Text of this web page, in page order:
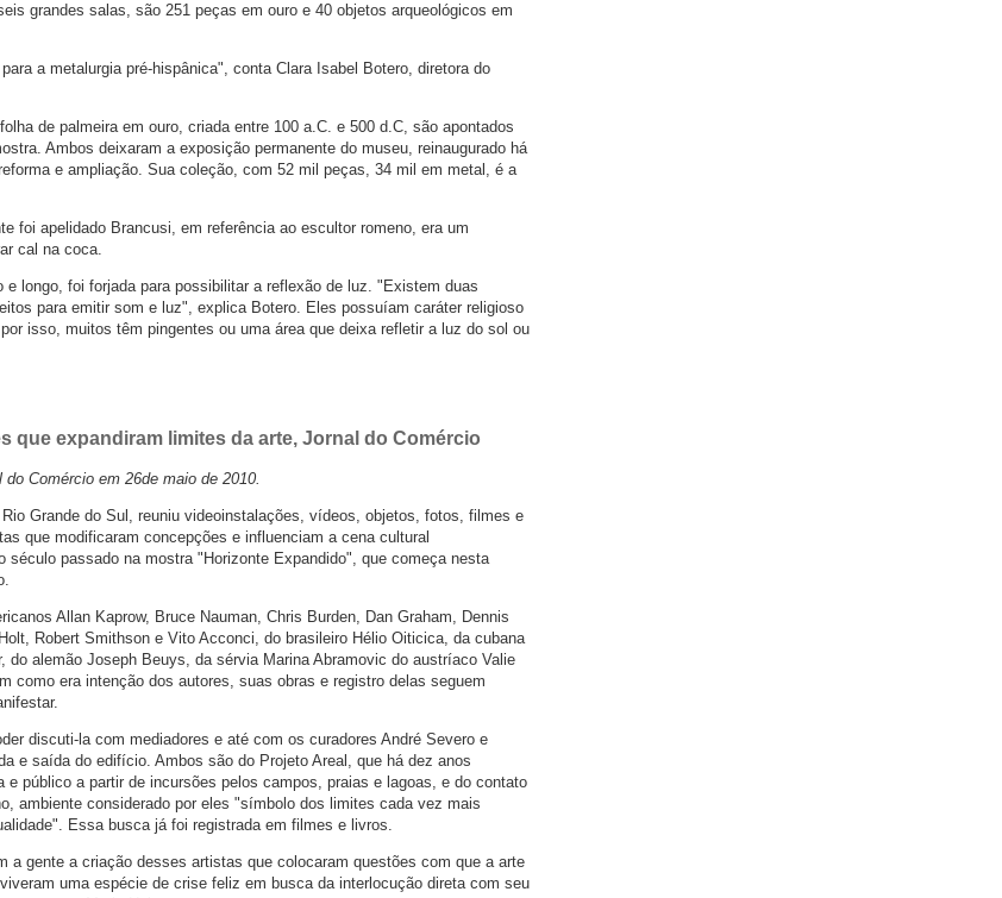
grandes salas, são 251 peças em ouro e 40 objetos arqueológicos em
a metalurgia pré-hispânica", conta Clara Isabel Botero, diretora do
de palmeira em ouro, criada entre 100 a.C. e 500 d.C, são apontados
Ambos deixaram a exposição permanente do museu, reinaugurado há
e ampliação. Sua coleção, com 52 mil peças, 34 mil em metal, é a
foi apelidado Brancusi, em referência ao escultor romeno, era um
cal na coca.
longo, foi forjada para possibilitar a reflexão de luz. "Existem duas
para emitir som e luz", explica Botero. Eles possuíam caráter religioso
isso, muitos têm pingentes ou uma área que deixa refletir a luz do sol ou
que expandiram limites da arte, Jornal do Comércio
do Comércio em 26de maio de 2010.
Grande do Sul, reuniu videoinstalações, vídeos, objetos, fotos, filmes e
que modificaram concepções e influenciam a cena cultural
século passado na mostra "Horizonte Expandido", que começa nesta
Allan Kaprow, Bruce Nauman, Chris Burden, Dan Graham, Dennis
Robert Smithson e Vito Acconci, do brasileiro Hélio Oiticica, da cubana
do alemão Joseph Beuys, da sérvia Marina Abramovic do austríaco Valie
como era intenção dos autores, suas obras e registro delas seguem
discuti-la com mediadores e até com os curadores André Severo e
e saída do edifício. Ambos são do Projeto Areal, que há dez anos
e público a partir de incursões pelos campos, praias e lagoas, e do contato
ambiente considerado por eles "símbolo dos limites cada vez mais
Essa busca já foi registrada em filmes e livros.
a gente a criação desses artistas que colocaram questões com que a arte
uma espécie de crise feliz em busca da interlocução direta com seu